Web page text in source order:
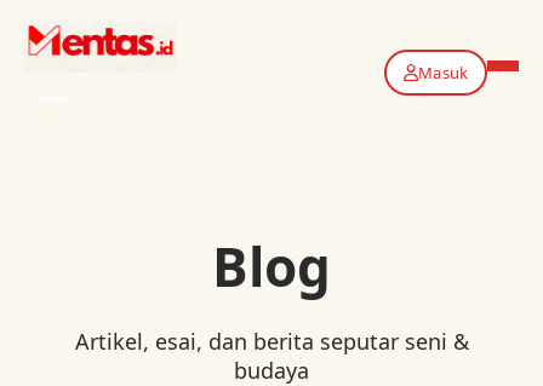
Masuk
Blog
Artikel, esai, dan berita seputar seni &
budaya